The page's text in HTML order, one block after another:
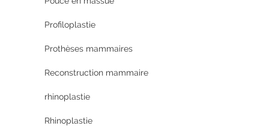
Profiloplastie
Prothèses mammaires
Reconstruction mammaire
rhinoplastie
Rhinoplastie